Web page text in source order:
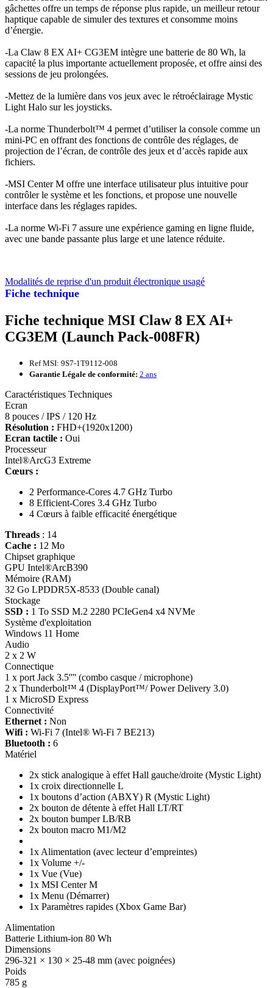
Fiche technique
gâchettes offre un temps de réponse plus rapide, un meilleur retour
haptique capable de simuler des textures et consomme moins
d’énergie.
-La Claw 8 EX AI+ CG3EM intègre une batterie de 80 Wh, la
capacité la plus importante actuellement proposée, et offre ainsi des
sessions de jeu prolongées.
-Mettez de la lumière dans vos jeux avec le rétroéclairage Mystic
Light Halo sur les joysticks.
-La norme Thunderbolt™ 4 permet d’utiliser la console comme un
mini-PC en offrant des fonctions de contrôle des réglages, de
projection de l’écran, de contrôle des jeux et d’accès rapide aux
fichiers.
-MSI Center M offre une interface utilisateur plus intuitive pour
contrôler le système et les fonctions, et propose une nouvelle
interface dans les réglages rapides.
-La norme Wi-Fi 7 assure une expérience gaming en ligne fluide,
avec une bande passante plus large et une latence réduite.
Modalités de reprise d'un produit électronique usagé
Fiche technique MSI Claw 8 EX AI+
CG3EM (Launch Pack-008FR)
Ref MSI: 9S7-1T9112-008
Garantie Légale de conformité: 2 ans
Caractéristiques Techniques
Ecran
8 pouces / IPS / 120 Hz
Résolution : FHD+(1920x1200)
Ecran tactile : Oui
Processeur
Intel®ArcG3 Extreme
Cœurs :
2 Performance-Cores 4.7 GHz Turbo
8 Efficient-Cores 3.4 GHz Turbo
4 Cœurs à faible efficacité énergétique
Threads : 14
Cache : 12 Mo
Chipset graphique
GPU Intel®ArcB390
Mémoire (RAM)
32 Go LPDDR5X-8533 (Double canal)
Stockage
SSD : 1 To SSD M.2 2280 PCIeGen4 x4 NVMe
Système d'exploitation
Windows 11 Home
Audio
2 x 2 W
Connectique
1 x port Jack 3.5'''' (combo casque / microphone)
2 x Thunderbolt™ 4 (DisplayPort™/ Power Delivery 3.0)
1 x MicroSD Express
Connectivité
Ethernet : Non
Wifi : Wi-Fi 7 (Intel® Wi-Fi 7 BE213)
Bluetooth : 6
Matériel
2x stick analogique à effet Hall gauche/droite (Mystic Light)
1x croix directionnelle L
1x boutons d’action (ABXY) R (Mystic Light)
2x bouton de détente à effet Hall LT/RT
2x bouton bumper LB/RB
2x bouton macro M1/M2
1x Alimentation (avec lecteur d’empreintes)
1x Volume +/-
1x Vue (Vue)
1x MSI Center M
1x Menu (Démarrer)
1x Paramètres rapides (Xbox Game Bar)
Alimentation
Batterie Lithium-ion 80 Wh
Dimensions
296-321 × 130 × 25-48 mm (avec poignées)
Poids
785 g